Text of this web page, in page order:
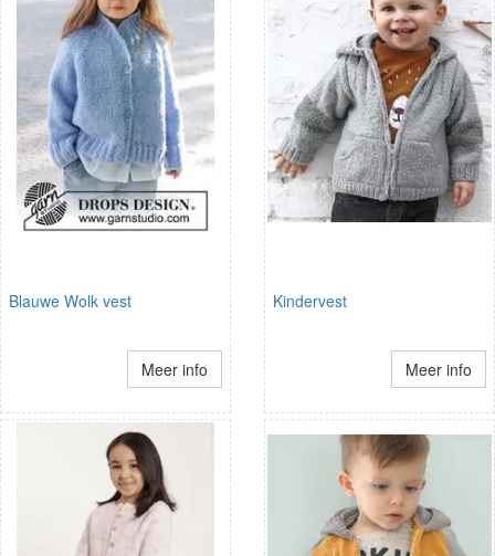
Blauwe Wolk vest
Meer info
Kindervest
Meer info